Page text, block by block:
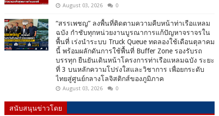
August 03, 2026 0
“สรรเพชญ” ลงพื้นที่ติดตามความคืบหน้าท่าเรือแหลม
ฉบัง กำชับทุกหน่วยงานบูรณาการแก้ปัญหาจราจรใน
พื้นที่ เร่งนำระบบ Truck Queue ทดลองใช้เดือนตุลาคม
นี้ พร้อมผลักดันการใช้พื้นที่ Buffer Zone รองรับรถ
บรรทุก ยืนยันเดินหน้าโครงการท่าเรือแหลมฉบัง ระยะ
ที่ 3 บนหลักความโปร่งใสและวิชาการ เพื่อยกระดับ
ไทยสู่ศูนย์กลางโลจิสติกส์ของภูมิภาค
August 03, 2026 0
สนับสนุนข่าวโดย